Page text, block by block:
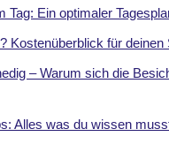
Tag: Ein optimaler
Kostenüberblick für deinen
– Warum sich die
Alles was du wissen